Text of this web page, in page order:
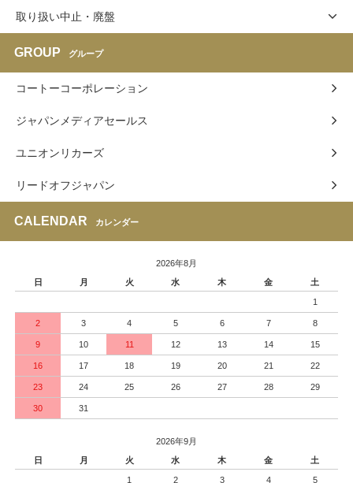
取り扱い中止・廃盤
GROUP グループ
コートーコーポレーション
ジャパンメディアセールス
ユニオンリカーズ
リードオフジャパン
CALENDAR カレンダー
2026年8月
日
月 火 水 木 金 土
1
2 3 4 5 6 7 8
9 10 11 12 13 14 15
16 17 18 19 20 21 22
23 24 25 26 27 28 29
30 31
2026年9月
日
月 火 水 木 金 土
1 2 3 4 5